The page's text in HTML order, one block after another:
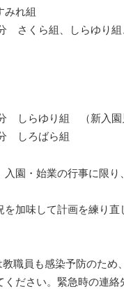
れ組
さくら組、しらゆり組
しらゆり組 （新入
しろばら組
園・始業の行事に限
加味して計画を練り
職員も感染予防のた
ださい。緊急時の連絡